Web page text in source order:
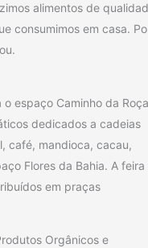
alimentos de
consumimos em casa.
espaço Caminho da
dedicados a cadeias
café, mandioca, cacau,
Flores da Bahia. A feira
em praças
Orgânicos e